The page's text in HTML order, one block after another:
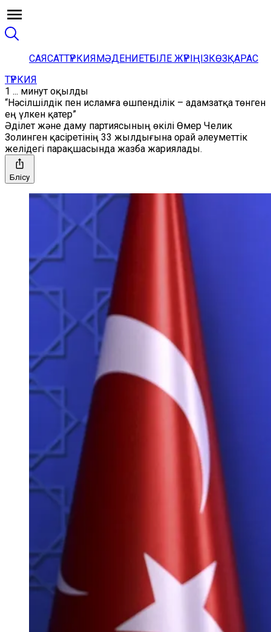
САЯСАТТҮРКИЯМӘДЕНИЕТБІЛЕ ЖҮРІҢІЗКӨЗҚАРАС
ТҮРКИЯ
1 ... минут оқылды
“Нәсілшілдік пен исламға өшпенділік – адамзатқа төнген
ең үлкен қатер”
Әділет және даму партиясының өкілі Өмер Челик
Золинген қасіретінің 33 жылдығына орай әлеуметтік
желідегі парақшасында жазба жариялады.
Бөлісу